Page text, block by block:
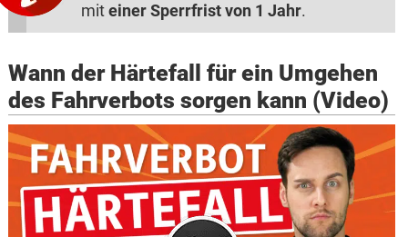
miteiner Sperrfrist von 1 Jahr.
Wann der Härtefall für ein Umgehen
des Fahrverbots sorgen kann (Video)